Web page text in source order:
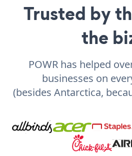
Trusted by
the
POWR has helped
businesses on
(besides Antarctica,